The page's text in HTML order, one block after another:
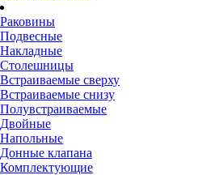
Раковины
Подвесные
Накладные
Столешницы
Встраиваемые сверху
Встраиваемые снизу
Полувстраиваемые
Двойные
Напольные
Донные клапана
Комплектующие